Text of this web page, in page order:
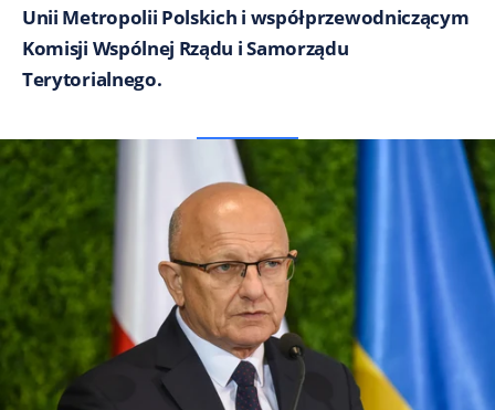
Unii Metropolii Polskich i współprzewodniczącym
Komisji Wspólnej Rządu i Samorządu
Terytorialnego.